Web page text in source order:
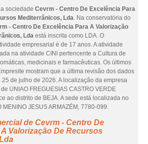
sociedade Cevrm - Centro De Excelência Para
Mediterrânicos, Lda. Na conservatória do
- Centro De Excelência Para A Valorização
Lda está inscrita como LDA. O
empresarial é de 17 anos. A atividade
na atividade CINI pertencente a Cultura de
medicinais e farmacêuticas. Os últimos
mostram que a última revisão dos dados
de julho de 2026. A localização da empresa
UNIAO FREGUESIAS CASTRO VERDE
ao distrito de BEJA. A sede está localizada no
MENINO JESUS ARMAZÉM, 7780-099.
de Cevrm - Centro De
Valorização De Recursos